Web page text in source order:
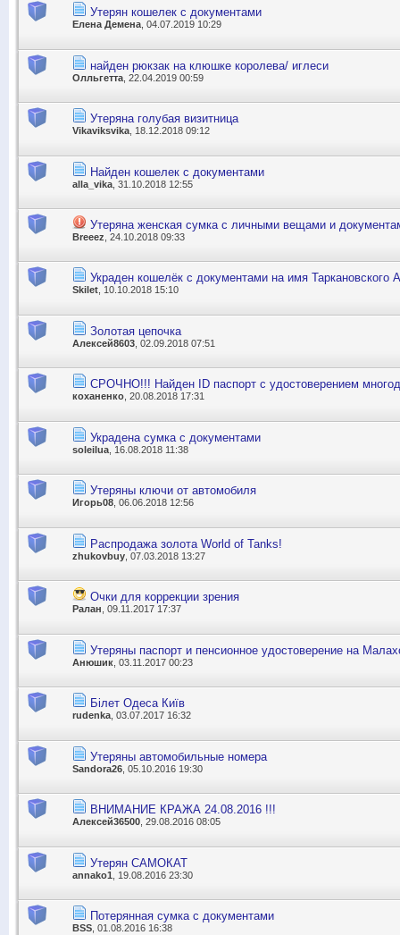
Утерян кошелек с документами
Елена Демена , 04.07.2019 10:29
найден рюкзак на клюшке королева/ иглеси
Олльгетта , 22.04.2019 00:59
Утеряна голубая визитница
Vikaviksvika , 18.12.2018 09:12
Найден кошелек с документами
alla_vika , 31.10.2018 12:55
Утеряна женская сумка с личными вещами и
Breeez , 24.10.2018 09:33
Украден кошелёк с документами на имя Таркановского
Skilet, 10.10.2018 15:10
Золотая цепочка
Алексей8603 , 02.09.2018 07:51
СРОЧНО!!! Найден ID паспорт с удостоверением
коханенко , 20.08.2018 17:31
Украдена сумка с документами
soleilua , 16.08.2018 11:38
Утеряны ключи от автомобиля
Игорь08 , 06.06.2018 12:56
Распродажа золота World of Tanks!
zhukovbuy , 07.03.2018 13:27
Очки для коррекции зрения
Ралан , 09.11.2017 17:37
Утеряны паспорт и пенсионное удостоверение на
Анюшик , 03.11.2017 00:23
Білет Одеса Київ
rudenka , 03.07.2017 16:32
Утеряны автомобильные номера
Sandora26 , 05.10.2016 19:30
ВНИМАНИЕ КРАЖА 24.08.2016 !!!
Алексей36500 , 29.08.2016 08:05
Утерян САМОКАТ
annako1 , 19.08.2016 23:30
Потерянная сумка с документами
BSS , 01.08.2016 16:38